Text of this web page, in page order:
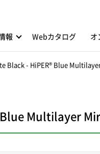
報 Webカタログ オ
Black - HiPER® Blue
Multilayer